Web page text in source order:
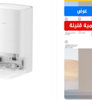
عرض
قليلة